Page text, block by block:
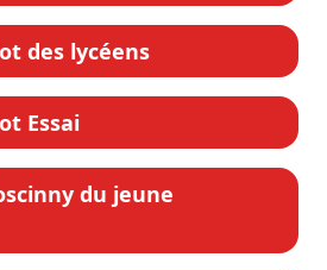
des lycéens
Essai
du jeune